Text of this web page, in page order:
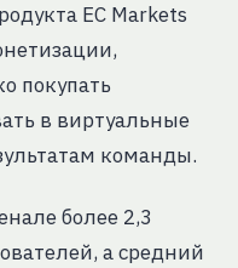
EC Markets
покупать
в виртуальные
команды.
более 2,3
а средний